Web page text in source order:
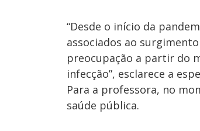
“Desde o início da
associados ao
preocupação a partir do
infecção”, esclarece a
Para a professora, no
saúde pública.